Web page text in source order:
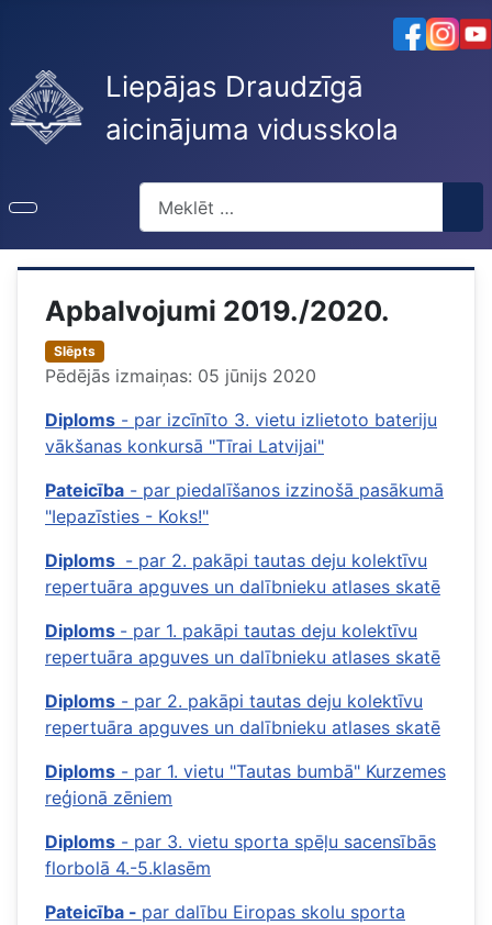
Liepājas Draudzīgā
aicinājuma vidusskola
Apbalvojumi 2019./2020.
Slēpts
Pēdējās izmaiņas: 05 jūnijs 2020
Diploms - par izcīnīto 3. vietu izlietoto bateriju
vākšanas konkursā "Tīrai Latvijai"
Pateicība - par piedalīšanos izzinošā pasākumā
"Iepazīsties - Koks!"
Diploms - par 2. pakāpi tautas deju kolektīvu
repertuāra apguves un dalībnieku atlases skatē
Diploms - par 1. pakāpi tautas deju kolektīvu
repertuāra apguves un dalībnieku atlases skatē
Diploms - par 2. pakāpi tautas deju kolektīvu
repertuāra apguves un dalībnieku atlases skatē
Diploms - par 1. vietu "Tautas bumbā" Kurzemes
reģionā zēniem
Diploms - par 3. vietu sporta spēļu sacensībās
florbolā 4.-5.klasēm
Pateicība - par dalību Eiropas skolu sporta